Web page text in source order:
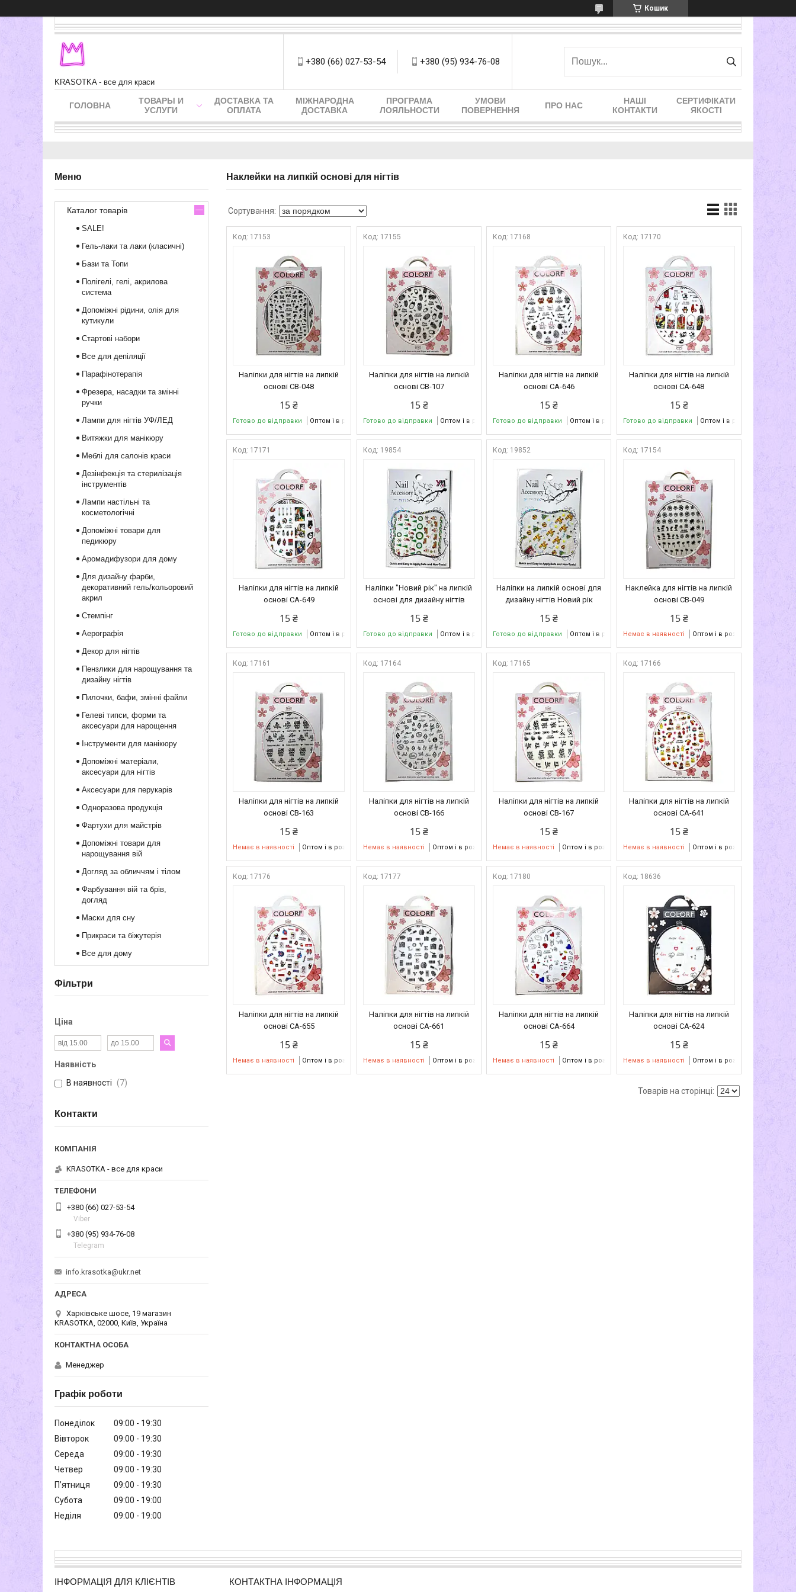
Кошик
KRASOTKA - все для краси
+380 (66) 027-53-54 +380 (95) 934-76-08
ГОЛОВНА
ТОВАРЫ И
УСЛУГИ
ДОСТАВКА ТА
ОПЛАТА
МІЖНАРОДНА
ДОСТАВКА
ПРОГРАМА
ЛОЯЛЬНОСТИ
УМОВИ
ПОВЕРНЕННЯ
ПРО НАС
НАШІ
КОНТАКТИ
СЕРТИФІКАТИ
ЯКОСТІ
Наклейки на липкій основі для нігтів
17153
Наліпки для нігтів на липкій
основі CB-048
15 ₴
Готово до відправки Оптом і в роздріб
17155
Наліпки для нігтів на липкій
основі CB-107
15 ₴
Готово до відправки Оптом і в роздріб
17168
Наліпки для нігтів на липкій
основі CA-646
15 ₴
Готово до відправки Оптом і в роздріб
17170
Наліпки для нігтів на липкій
основі CA-648
15 ₴
Готово до відправки Оптом і в роздріб
17171
Наліпки для нігтів на липкій
основі CA-649
15 ₴
Готово до відправки Оптом і в роздріб
19854
Наліпки "Новий рік" на липкій
основі для дизайну нігтів
15 ₴
Готово до відправки Оптом і в роздріб
19852
Наліпки на липкій основі для
дизайну нігтів Новий рік
15 ₴
Готово до відправки Оптом і в роздріб
17154
Наклейка для нігтів на липкій
основі CB-049
15 ₴
Немає в наявності Оптом і в роздріб
17161
Наліпки для нігтів на липкій
основі CB-163
15 ₴
Немає в наявності Оптом і в роздріб
17164
Наліпки для нігтів на липкій
основі CB-166
15 ₴
Немає в наявності Оптом і в роздріб
17165
Наліпки для нігтів на липкій
основі CB-167
15 ₴
Немає в наявності Оптом і в роздріб
17166
Наліпки для нігтів на липкій
основі CA-641
15 ₴
Немає в наявності Оптом і в роздріб
17176
Наліпки для нігтів на липкій
основі CA-655
15 ₴
Немає в наявності Оптом і в роздріб
17177
Наліпки для нігтів на липкій
основі CA-661
15 ₴
Немає в наявності Оптом і в роздріб
17180
Наліпки для нігтів на липкій
основі CA-664
15 ₴
Немає в наявності Оптом і в роздріб
18636
Наліпки для нігтів на липкій
основі СА-624
15 ₴
Немає в наявності Оптом і в роздріб
Каталог товарів
SALE!
Гель-лаки та лаки (класичні)
Бази та Топи
Полігелі, гелі, акрилова
система
Допоміжні рідини, олія для
кутикули
Стартові набори
Все для депіляції
Парафінотерапія
Фрезера, насадки та змінні
ручки
Лампи для нігтів УФ/ЛЕД
Витяжки для манікюру
Меблі для салонів краси
Дезінфекція та стерилізація
інструментів
Лампи настільні та
косметологічні
Допоміжні товари для
педикюру
Аромадифузори для дому
Для дизайну фарби,
декоративний гель/кольоровий
акрил
Стемпінг
Аерографія
Декор для нігтів
Пензлики для нарощування та
дизайну нігтів
Пилочки, бафи, змінні файли
Гелеві типси, форми та
аксесуари для нарощення
Інструменти для манікюру
Допоміжні матеріали,
аксесуари для нігтів
Аксесуари для перукарів
Одноразова продукція
Фартухи для майстрів
Допоміжні товари для
нарощування вій
Догляд за обличчям і тілом
Фарбування вій та брів,
догляд
Маски для сну
Прикраси та біжутерія
Все для дому
Фільтри
Ціна
Наявність
В наявності
7
Контакти
KRASOTKA - все для краси
+380 (66) 027-53-54
Viber
+380 (95) 934-76-08
Telegram
info.krasotka@ukr.net
Харківське шосе, 19 магазин
KRASOTKA, 02000, Київ, Україна
Менеджер
Графік роботи
Понеділок 09:00
19:30
Вівторок
09:00
19:30
Середа
09:00
19:30
Четвер
09:00
19:30
Пʼятниця
09:00
19:30
Субота
09:00
19:00
Неділя
09:00 19:00
ІНФОРМАЦІЯ ДЛЯ КЛІЄНТІВ КОНТАКТНА ІНФОРМАЦІЯ